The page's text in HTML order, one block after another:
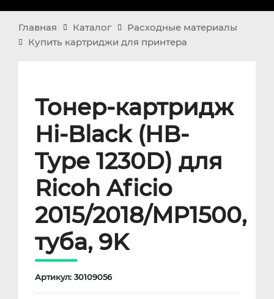
Главная Каталог
Расходные материалы
Купить картриджи для принтера
Тонер-картридж
Hi-Black (HB-
Type 1230D) для
Ricoh Aficio
2015/2018/MP1500,
туба, 9K
Артикул: 30109056